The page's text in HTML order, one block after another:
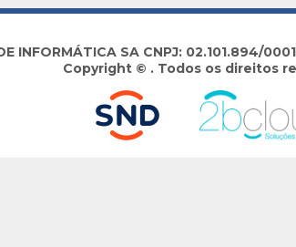
INFORMÁTICA SA CNPJ: 02.101.894/
Copyright © . Todos os direitos